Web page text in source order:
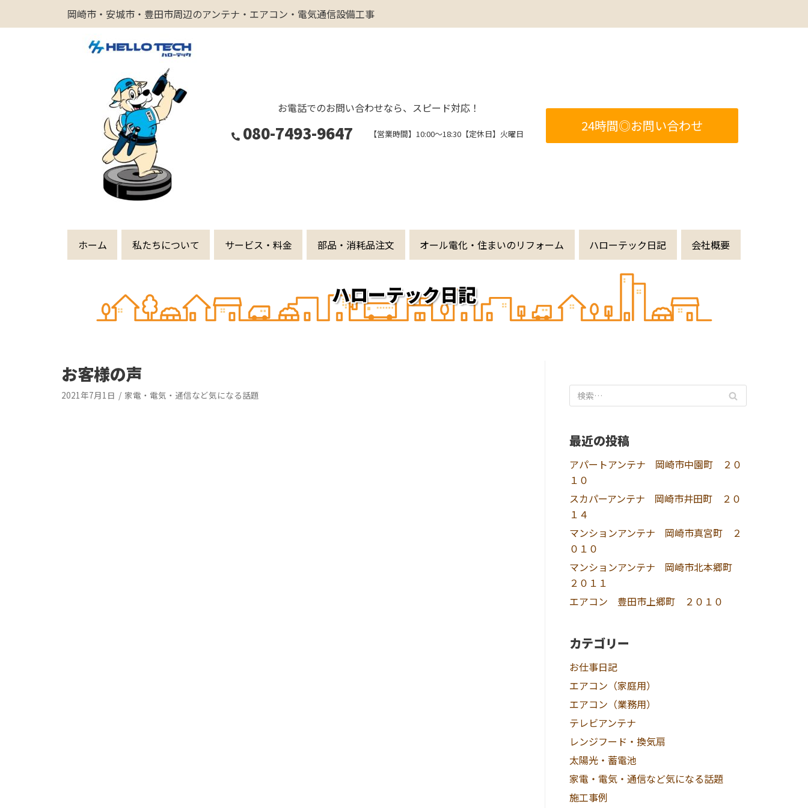
岡崎市・安城市・豊田市周辺のアンテナ・エアコン・電気通信設備工事
お電話でのお問い合わせなら、スピード対応！
080-7493-9647 【営業時間】10:00～18:30【定休日】火曜日 24時間◎お問い合わせ
ホーム 私たちについて サービス・料金 部品・消耗品注文 オール電化・住まいのリフォーム ハローテック日記 会社概要
ハローテック日記
お客様の声
2021年7月1日 家電・電気・通信など気になる話題
最近の投稿
アパートアンテナ 岡崎市中園町 ２０
１０
スカパーアンテナ 岡崎市井田町 ２０
１４
マンションアンテナ 岡崎市真宮町 ２
０１０
マンションアンテナ 岡崎市北本郷町
２０１１
エアコン 豊田市上郷町 ２０１０
カテゴリー
お仕事日記
エアコン（家庭用）
エアコン（業務用）
テレビアンテナ
レンジフード・換気扇
太陽光・蓄電池
家電・電気・通信など気になる話題
施工事例